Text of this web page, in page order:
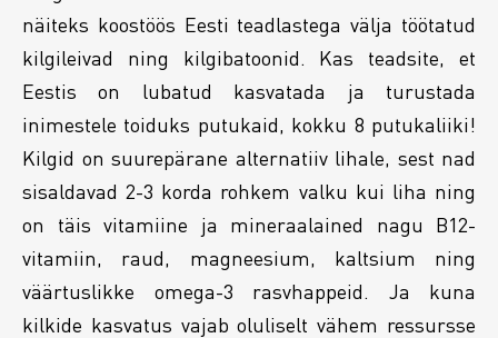
näiteks koostöös Eesti teadlastega välja töötatud
kilgileivad ning kilgibatoonid. Kas teadsite, et
Eestis on lubatud kasvatada ja turustada
inimestele toiduks putukaid, kokku 8 putukaliiki!
Kilgid on suurepärane alternatiiv lihale, sest nad
sisaldavad 2-3 korda rohkem valku kui liha ning
on täis vitamiine ja mineraalained nagu B12-
vitamiin, raud, magneesium, kaltsium ning
väärtuslikke omega-3 rasvhappeid. Ja kuna
kilkide kasvatus vajab oluliselt vähem ressursse